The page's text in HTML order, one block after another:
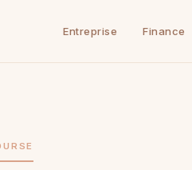
Entreprise Finance